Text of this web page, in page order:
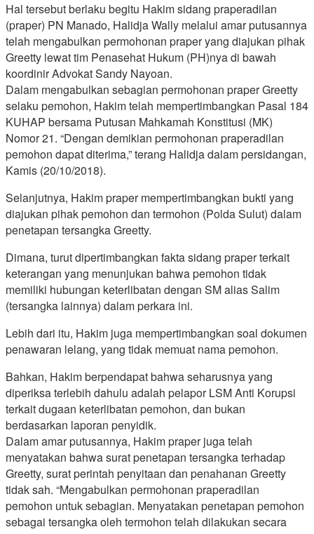
Hal tersebut berlaku begitu Hakim sidang praperadilan
(praper) PN Manado, Halidja Wally melalui amar putusannya
telah mengabulkan permohonan praper yang diajukan pihak
Greetty lewat tim Penasehat Hukum (PH)nya di bawah
koordinir Advokat Sandy Nayoan.
Dalam mengabulkan sebagian permohonan praper Greetty
selaku pemohon, Hakim telah mempertimbangkan Pasal 184
KUHAP bersama Putusan Mahkamah Konstitusi (MK)
Nomor 21. “Dengan demikian permohonan praperadilan
pemohon dapat diterima,” terang Halidja dalam persidangan,
Kamis (20/10/2018).
Selanjutnya, Hakim praper mempertimbangkan bukti yang
diajukan pihak pemohon dan termohon (Polda Sulut) dalam
penetapan tersangka Greetty.
Dimana, turut dipertimbangkan fakta sidang praper terkait
keterangan yang menunjukan bahwa pemohon tidak
memiliki hubungan keterlibatan dengan SM alias Salim
(tersangka lainnya) dalam perkara ini.
Lebih dari itu, Hakim juga mempertimbangkan soal dokumen
penawaran lelang, yang tidak memuat nama pemohon.
Bahkan, Hakim berpendapat bahwa seharusnya yang
diperiksa terlebih dahulu adalah pelapor LSM Anti Korupsi
terkait dugaan keterlibatan pemohon, dan bukan
berdasarkan laporan penyidik.
Dalam amar putusannya, Hakim praper juga telah
menyatakan bahwa surat penetapan tersangka terhadap
Greetty, surat perintah penyitaan dan penahanan Greetty
tidak sah. “Mengabulkan permohonan praperadilan
pemohon untuk sebagian. Menyatakan penetapan pemohon
sebagai tersangka oleh termohon telah dilakukan secara